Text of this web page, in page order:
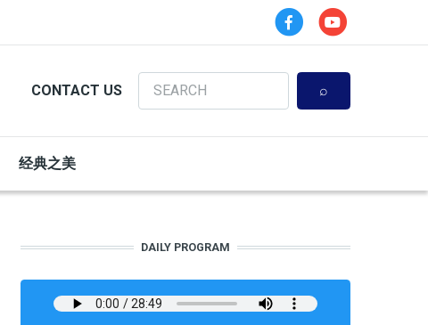
CONTACT US
Search
经典之美
DAILY PROGRAM